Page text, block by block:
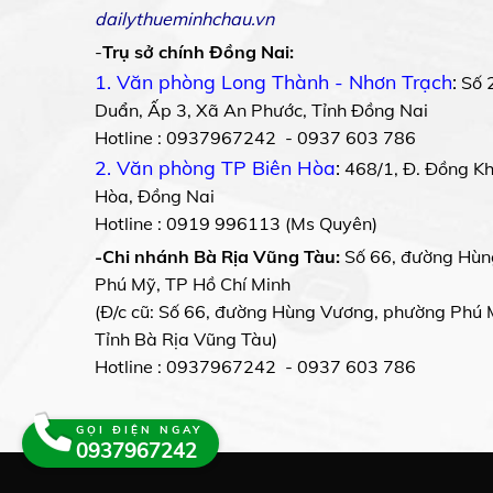
dailythueminhchau.vn
-Trụ sở chính Đồng Nai:
1. Văn phòng Long Thành - Nhơn Trạch: Số
Duẩn, Ấp 3, Xã An Phước, Tỉnh Đồng Nai
Hotline : 0937967242 - 0937 603 786
2. Văn phòng TP Biên Hòa: 468/1, Đ. Đồng
Hòa, Đồng Nai
Hotline : 0919 996113 (Ms Quyên)
-Chi nhánh Bà Rịa Vũng Tàu: Số 66, đường
Phú Mỹ, TP Hồ Chí Minh
(Đ/c cũ: Số 66, đường Hùng Vương, phường Phú
Tỉnh Bà Rịa Vũng Tàu)
Hotline : 0937967242 - 0937 603 786
GỌI ĐIỆN NGAY
0937967242